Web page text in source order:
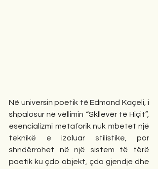
Në universin poetik të Edmond Kaçeli, i
shpalosur në vëllimin “Skllevër të Hiçit”,
esencializmi metaforik nuk mbetet një
teknikë e izoluar stilistike, por
shndërrohet në një sistem të tërë
poetik ku çdo objekt, çdo gjendje dhe